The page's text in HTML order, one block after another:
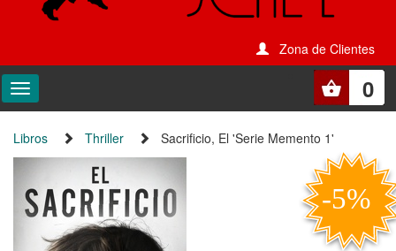
Zona de Clientes
0
Libros Thriller Sacrificio, El 'Serie Memento 1'